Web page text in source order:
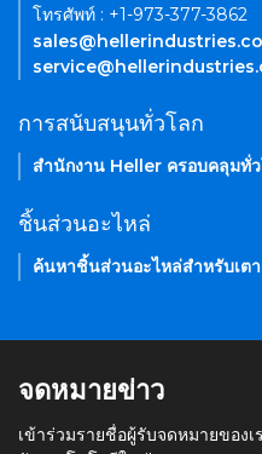
โทรศัพท์ : +1-973-377-3862
การสนับสนุนทั่วโลก
สำนักงาน Heller ครอบคลุมทั่
ชิ้นส่วนอะไหล่
ค้นหาชิ้นส่วนอะไหล่สำหรับเต
จดหมายข่าว
เข้าร่วมรายชื่อผู้รับจดหมายของเ